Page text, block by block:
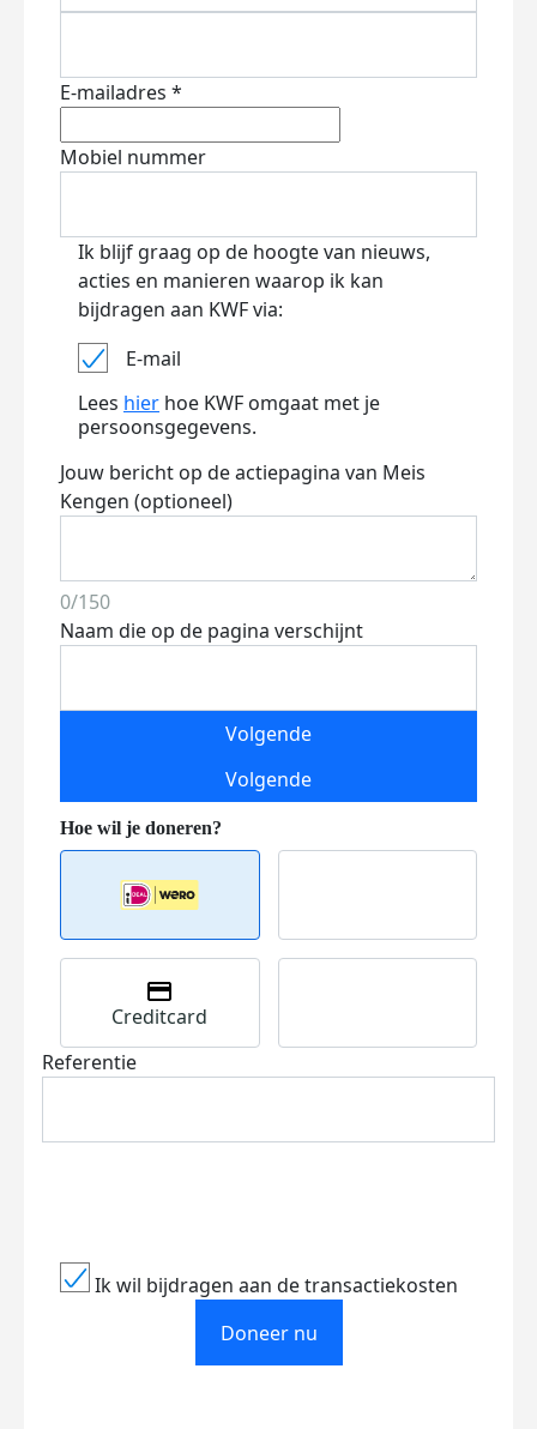
E-mailadres *
Mobiel nummer
Ik blijf graag op de hoogte van nieuws,
acties en manieren waarop ik kan
bijdragen aan KWF via:
E-mail
Lees hier hoe KWF omgaat met je
persoonsgegevens.
Jouw bericht op de actiepagina van Meis
Kengen (optioneel)
0/150
Naam die op de pagina verschijnt
Volgende
Volgende
Creditcard
Referentie
Ik wil bijdragen aan de transactiekosten
Doneer nu